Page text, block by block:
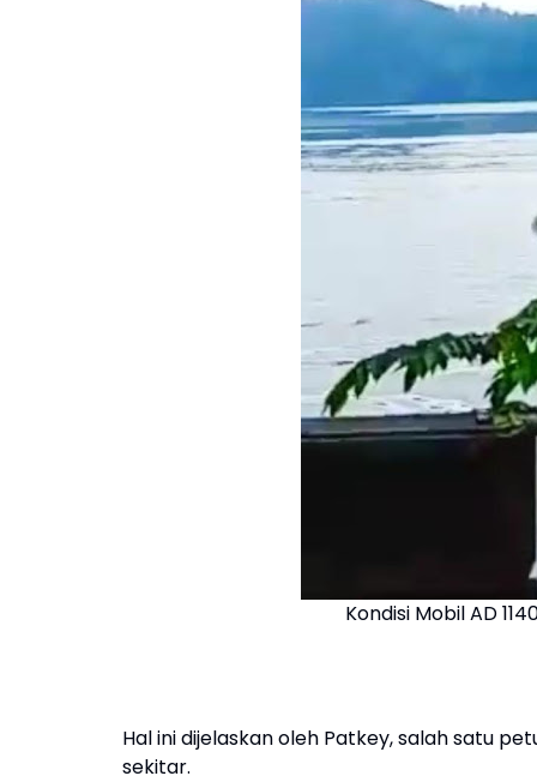
Kondisi Mobil AD
Hal ini dijelaskan oleh Patkey, salah satu
sekitar.